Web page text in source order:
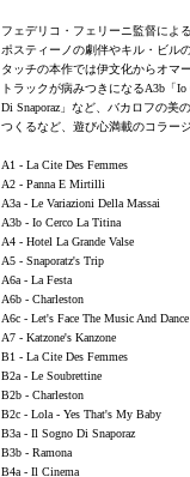
フェデリコ・フェリーニ監督によ
ポスティーノの劇伴やキル・ビル
タッチの本作では伊文化からオマ
トラックが病みつきになるA3b「
Di Snaporaz」など、バカロフの美
つくるなど、遊び心満載のコラー
A1 - La Cite Des Femmes
A2 - Panna E Mirtilli
A3a - Le Variazioni Della Massai
A3b - Io Cerco La Titina
A4 - Hotel La Grande Valse
A5 - Snaporatz's Trip
A6a - La Festa
A6b - Charleston
A6c - Let's Face The Music And Dance
A7 - Katzone's Kanzone
B1 - La Cite Des Femmes
B2a - Le Soubrettine
B2b - Charleston
B2c - Lola - Yes That's My Baby
B3a - Il Sogno Di Snaporaz
B3b - Ramona
B4a - Il Cinema